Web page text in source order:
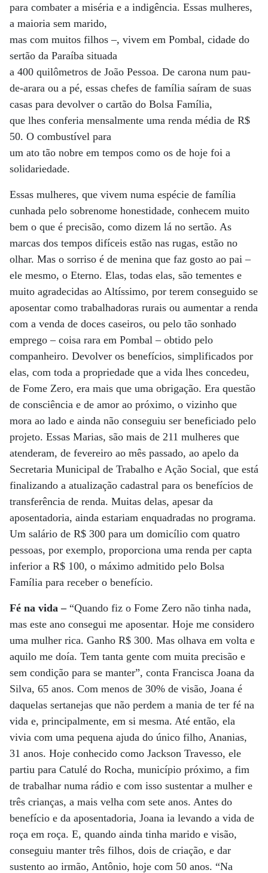
para combater a miséria e a indigência. Essas mulheres,
a maioria sem marido,
mas com muitos filhos –, vivem em Pombal, cidade do
sertão da Paraíba situada
a 400 quilômetros de João Pessoa. De carona num pau-
de-arara ou a pé, essas chefes de família saíram de suas
casas para devolver o cartão do Bolsa Família,
que lhes conferia mensalmente uma renda média de R$
50. O combustível para
um ato tão nobre em tempos como os de hoje foi a
solidariedade.
Essas mulheres, que vivem numa espécie de família
cunhada pelo sobrenome honestidade, conhecem muito
bem o que é precisão, como dizem lá no sertão. As
marcas dos tempos difíceis estão nas rugas, estão no
olhar. Mas o sorriso é de menina que faz gosto ao pai –
ele mesmo, o Eterno. Elas, todas elas, são tementes e
muito agradecidas ao Altíssimo, por terem conseguido se
aposentar como trabalhadoras rurais ou aumentar a renda
com a venda de doces caseiros, ou pelo tão sonhado
emprego – coisa rara em Pombal – obtido pelo
companheiro. Devolver os benefícios, simplificados por
elas, com toda a propriedade que a vida lhes concedeu,
de Fome Zero, era mais que uma obrigação. Era questão
de consciência e de amor ao próximo, o vizinho que
mora ao lado e ainda não conseguiu ser beneficiado pelo
projeto. Essas Marias, são mais de 211 mulheres que
atenderam, de fevereiro ao mês passado, ao apelo da
Secretaria Municipal de Trabalho e Ação Social, que está
finalizando a atualização cadastral para os benefícios de
transferência de renda. Muitas delas, apesar da
aposentadoria, ainda estariam enquadradas no programa.
Um salário de R$ 300 para um domicílio com quatro
pessoas, por exemplo, proporciona uma renda per capta
inferior a R$ 100, o máximo admitido pelo Bolsa
Família para receber o benefício.
Fé na vida –“Quando fiz o Fome Zero não tinha nada,
mas este ano consegui me aposentar. Hoje me considero
uma mulher rica. Ganho R$ 300. Mas olhava em volta e
aquilo me doía. Tem tanta gente com muita precisão e
sem condição para se manter”, conta Francisca Joana da
Silva, 65 anos. Com menos de 30% de visão, Joana é
daquelas sertanejas que não perdem a mania de ter fé na
vida e, principalmente, em si mesma. Até então, ela
vivia com uma pequena ajuda do único filho, Ananias,
31 anos. Hoje conhecido como Jackson Travesso, ele
partiu para Catulé do Rocha, município próximo, a fim
de trabalhar numa rádio e com isso sustentar a mulher e
três crianças, a mais velha com sete anos. Antes do
benefício e da aposentadoria, Joana ia levando a vida de
roça em roça. E, quando ainda tinha marido e visão,
conseguiu manter três filhos, dois de criação, e dar
sustento ao irmão, Antônio, hoje com 50 anos. “Na